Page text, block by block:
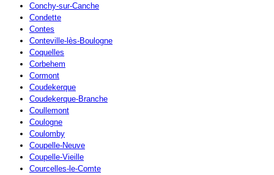
Conchy-sur-Canche
Condette
Contes
Conteville-lès-Boulogne
Coquelles
Corbehem
Cormont
Coudekerque
Coudekerque-Branche
Coullemont
Coulogne
Coulomby
Coupelle-Neuve
Coupelle-Vieille
Courcelles-le-Comte